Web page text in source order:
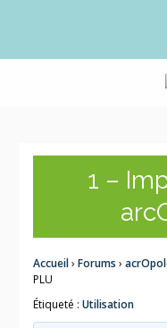
1 –
Accueil › Forums ›
PLU
Étiqueté : Utilisation